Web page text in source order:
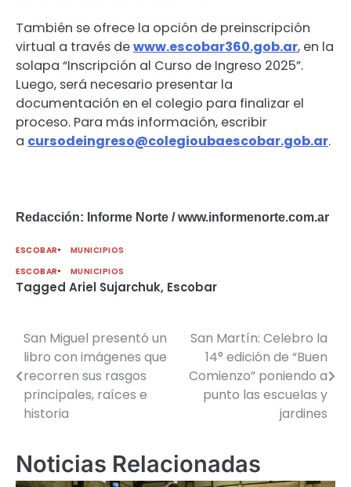
También se ofrece la opción de preinscripción
virtual a través dewww.escobar360.gob.ar, en la
solapa “Inscripción al Curso de Ingreso 2025”.
Luego, será necesario presentar la
documentación en el colegio para finalizar el
proceso. Para más información, escribir
a cursodeingreso@colegioubaescobar.gob.ar.
Redacción: Informe Norte / www.informenorte.com.ar
ESCOBAR
MUNICIPIOS
ESCOBAR
MUNICIPIOS
Tagged Ariel Sujarchuk, Escobar
Navegación
de
entradas
San Miguel presentó un
libro con imágenes que
recorren sus rasgos
principales, raíces e
historia
San Martín: Celebro la
14° edición de “Buen
Comienzo” poniendo a
punto las escuelas y
jardines
Noticias Relacionadas